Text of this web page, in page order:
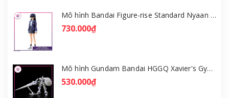
Mô hình Bandai Figure-rise Standard Nyaan - Gundam GQuuuuuuX [GDB] [FRS]
730.000₫
Mô hình Gundam Bandai HGGQ Xavier's Gyan Hakuji-Packs 1/144 [GDB] [BHG]
530.000₫